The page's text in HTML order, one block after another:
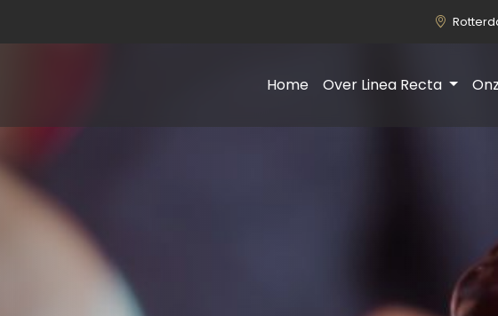
Home Over Linea Recta